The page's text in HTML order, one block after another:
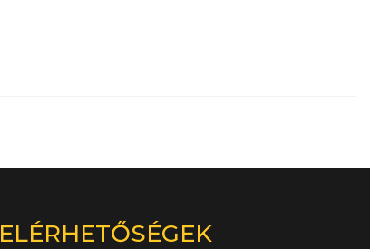
ELÉRHETŐSÉGEK